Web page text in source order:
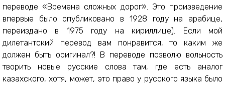
переводе «Времена сложных дорог». Это произведение
впервые было опубликовано в 1928 году на арабице,
переиздано в 1975 году на кириллице). Если мой
дилетантский перевод вам понравится, то каким же
должен быть оригинал?! В переводе позволю вольность
творить новые русские слова там, где есть аналог
казахского, хотя, может, это право у русского языка было